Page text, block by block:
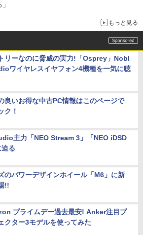
もっと見る
リーなのに脅威の実力!「Osprey」Nobl
ワイヤレスイヤフォン4機種を一気に聴
良いお得な中古PC情報はこのページで
ク！
主力「NEO Stream 3」「NEO iDSD
る
のパワーデザインホイール「M6」に新
!!
プライムデー過去最安! Anker注目プ
クター3モデルを使ってみた